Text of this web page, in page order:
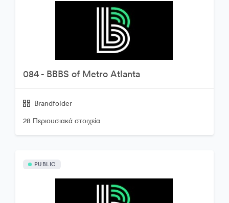
084 - BBBS of Metro Atlanta
Brandfolder
28 Περιουσιακά στοιχεία
PUBLIC